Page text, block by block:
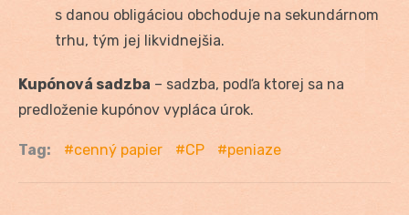
s danou obligáciou obchoduje na sekundárnom
trhu, tým jej likvidnejšia.
Kupónová sadzba – sadzba, podľa ktorej sa na
predloženie kupónov vypláca úrok.
Tag: cenný papier CP peniaze